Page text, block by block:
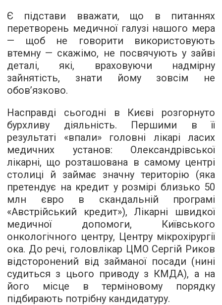
Є підстави вважати, що в питаннях
перетворень медичної галузі нашого мера
— щоб не говорити використовують
втемну — скажімо, не посвячують у зайві
деталі, які, враховуючи надмірну
зайнятість, знати йому зовсім не
обов’язково.
Насправді сьогодні в Києві розгорнуто
бурхливу діяльність. Першими в її
результаті «впали» головні лікарі ласих
медичних установ: Олександрівської
лікарні, що розташована в самому центрі
столиці й займає значну територію (яка
претендує на кредит у розмірі близько 50
млн євро в скандальній програмі
«Австрійський кредит»), Лікарні швидкої
медичної допомоги, Київського
онкологічного центру, Центру мікрохірургії
ока. До речі, головлікар ЦМО Сергій Риков
відсторонений від займаної посади (нині
судиться з цього приводу з КМДА), а на
його місце в терміновому порядку
підбирають потрібну кандидатуру.